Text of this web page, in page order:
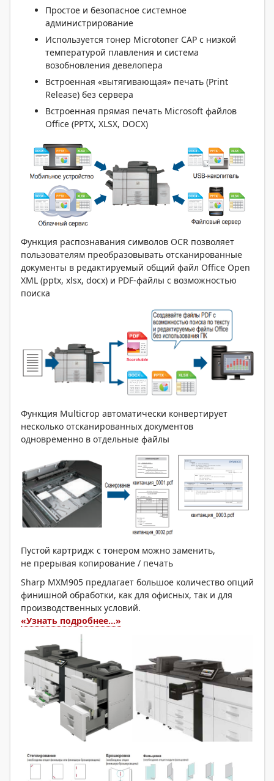
Простое и безопасное системное
администрирование
Используется тонер Microtoner CAP с низкой
температурой плавления и система
возобновления девелопера
Встроенная «вытягивающая» печать (Print
Release) без сервера
Встроенная прямая печать Microsoft файлов
Office (PPTX, XLSX, DOCX)
Функция распознавания символов OCR позволяет
пользователям преобразовывать отсканированные
документы в редактируемый общий файл Office Open
XML (pptx, xlsx, docx) и PDF-файлы с возможностью
поиска
Функция Multicrop автоматически конвертирует
несколько отсканированных документов
одновременно в отдельные файлы
Пустой картридж с тонером можно заменить,
не прерывая копирование / печать
Sharp MXM905 предлагает большое количество опций
финишной обработки, как для офисных, так и для
производственных условий.
«Узнать подробнее...»